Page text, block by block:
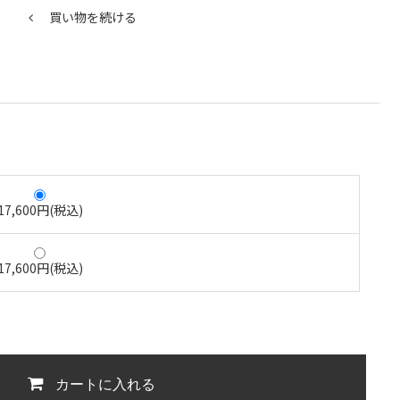
買い物を続ける
円(税込)
円(税込)
カートに入れる